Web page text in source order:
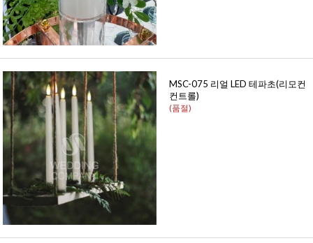
MSC-075 리얼 LED 테파초(리모컨
컨트롤)
(품절)